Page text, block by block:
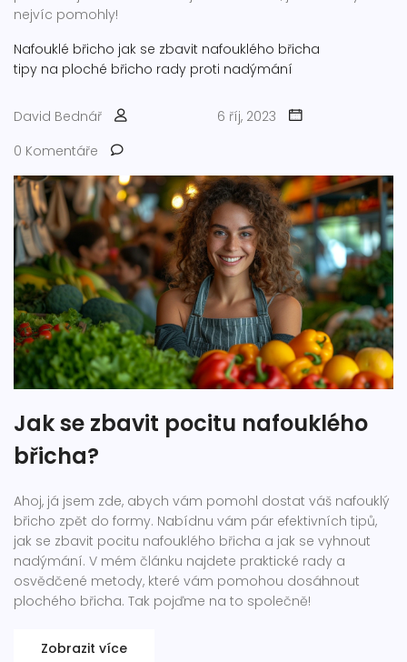
nejvíc pomohly!
Nafouklé břicho jak se zbavit nafouklého břicha
tipy na ploché břicho rady proti nadýmání
David Bednář
6 říj, 2023
0 Komentáře
Jak se zbavit pocitu nafouklého
břicha?
Ahoj, já jsem zde, abych vám pomohl dostat váš nafouklý
břicho zpět do formy. Nabídnu vám pár efektivních tipů,
jak se zbavit pocitu nafouklého břicha a jak se vyhnout
nadýmání. V mém článku najdete praktické rady a
osvědčené metody, které vám pomohou dosáhnout
plochého břicha. Tak pojďme na to společně!
Zobrazit více